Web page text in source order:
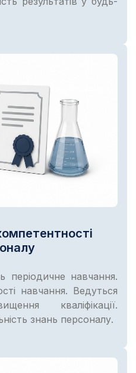
періодичне навчання.
навчання. Ведуться
кваліфікації.
знань персоналу.